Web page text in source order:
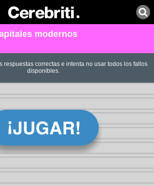
modernos
respuestas correctas e intenta no usar todos los fallos
disponibles.